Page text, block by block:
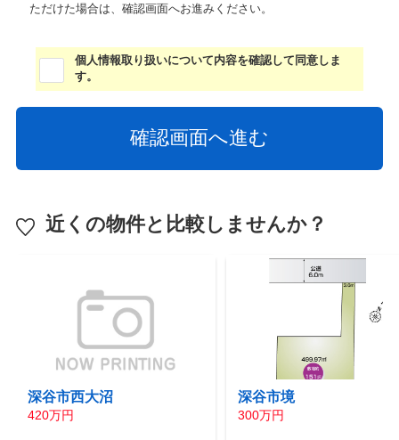
ただけた場合は、確認画面へお進みください。
個人情報取り扱いについて内容を確認して同意しま
す。
近くの物件と比較しませんか？
深谷市西大沼
420万円
深谷市境
300万円